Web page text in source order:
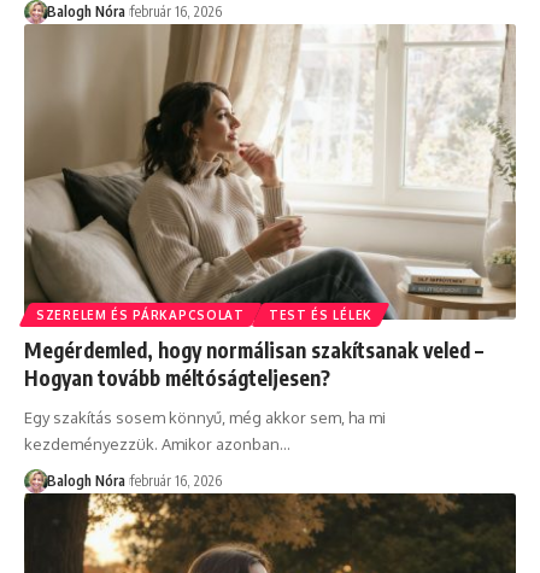
Balogh Nóra február 16, 2026
SZERELEM ÉS PÁRKAPCSOLAT TEST ÉS LÉLEK
Megérdemled, hogy normálisan szakítsanak veled –
Hogyan tovább méltóságteljesen?
Egy szakítás sosem könnyű, még akkor sem, ha mi
kezdeményezzük. Amikor azonban…
Balogh Nóra február 16, 2026